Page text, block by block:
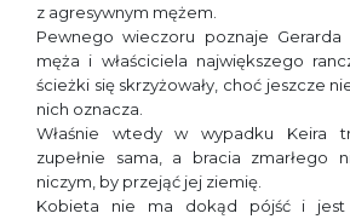
z agresywnym mężem.
Pewnego wieczoru poznaje Gerarda
męża i właściciela największego
ścieżki się skrzyżowały, choć jeszcze
nich oznacza.
Właśnie wtedy w wypadku Keira
zupełnie sama, a bracia zmarłego
niczym, by przejąć jej ziemię.
Kobieta nie ma dokąd pójść i jest